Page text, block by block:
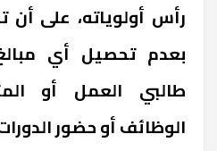
رأس أولوياته، على
بعدم تحصيل أي
طالبي العمل أو
الوظائف أو حضور